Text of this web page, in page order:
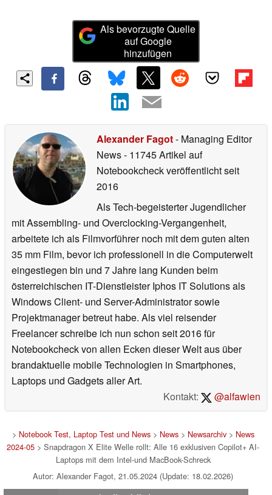
Als bevorzugte Quelle
auf Google
hinzufügen
Alexander Fagot- Managing Editor
News- 11745 Artikel auf
Notebookcheck veröffentlichtseit
2016
Als Tech-begeisterter Jugendlicher
mit Assembling- und Overclocking-Vergangenheit,
arbeitete ich als Filmvorführer noch mit dem guten alten
35 mm Film, bevor ich professionell in die Computerwelt
eingestiegen bin und 7 Jahre lang Kunden beim
österreichischen IT-Dienstleister Iphos IT Solutions als
Windows Client- und Server-Administrator sowie
Projektmanager betreut habe. Als viel reisender
Freelancer schreibe ich nun schon seit 2016 für
Notebookcheck von allen Ecken dieser Welt aus über
brandaktuelle mobile Technologien in Smartphones,
Laptops und Gadgets aller Art.
Kontakt:
@alfawien
> Notebook Test, Laptop Test und News> News> Newsarchiv> News
2024-05 > Snapdragon X Elite Welle rollt: Alle 16 exklusiven Copilot+ AI-
Laptops mit dem Intel-und MacBook-Schreck
Autor: Alexander Fagot, 21.05.2024 (Update: 18.02.2026)